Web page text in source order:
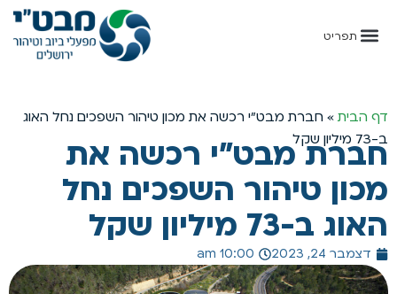
דף הבית » חברת מבט”י רכשה את מכון טיהור השפכים נחל האוג
ב-73 מיליון שקל
חברת מבט”י רכשה את
מכון טיהור השפכים נחל
האוג ב-73 מיליון שקל
דצמבר 24, 2023 10:00 am